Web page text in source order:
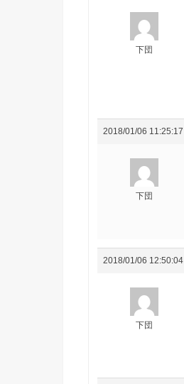
下団
2018/01/06 11:25:17
下団
2018/01/06 12:50:04
下団